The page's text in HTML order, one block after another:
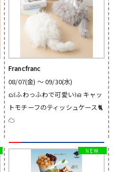
Francfranc
08/07(金) 〜 09/30(水)
ᨳ꒰ふわっふわで可愛い꒱ഒ キャッ
トモチーフのティッシュケース🐈
☁